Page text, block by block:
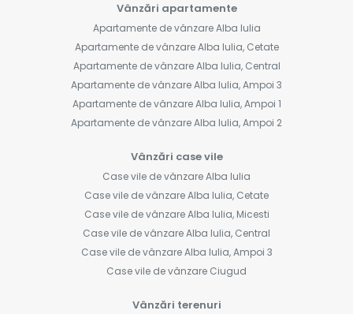
Vânzări apartamente
Apartamente de vânzare Alba Iulia
Apartamente de vânzare Alba Iulia, Cetate
Apartamente de vânzare Alba Iulia, Central
Apartamente de vânzare Alba Iulia, Ampoi 3
Apartamente de vânzare Alba Iulia, Ampoi 1
Apartamente de vânzare Alba Iulia, Ampoi 2
Vânzări case vile
Case vile de vânzare Alba Iulia
Case vile de vânzare Alba Iulia, Cetate
Case vile de vânzare Alba Iulia, Micesti
Case vile de vânzare Alba Iulia, Central
Case vile de vânzare Alba Iulia, Ampoi 3
Case vile de vânzare Ciugud
Vânzări terenuri